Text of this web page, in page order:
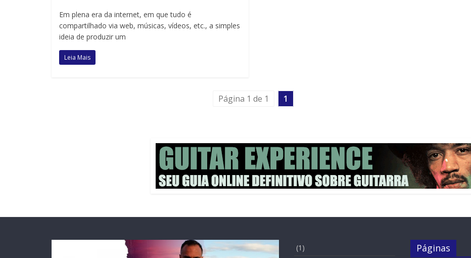
Em plena era da internet, em que tudo é
compartilhado via web, músicas, vídeos, etc., a simples
ideia de produzir um
Leia Mais
Página 1 de 1 1
(1)
Páginas